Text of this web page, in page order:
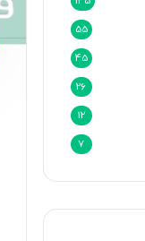
55
45
26
12
7